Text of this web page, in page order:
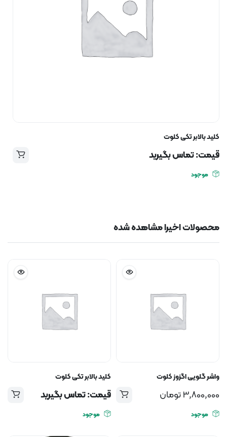
کلید بالابر تکی کلوت
قیمت: تماس بگیرید
موجود
محصولات اخیرا مشاهده شده
واشر گلویی اگزوز کلوت
3,800,000تومان
موجود
کلید بالابر تکی کلوت
قیمت: تماس بگیرید
موجود